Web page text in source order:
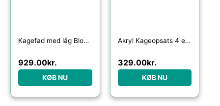
Kagefad med låg Bloomingville Nici i akacietræ og glaskuppel Ø29,5 x H22,5 cm
929.00kr.
KØB NU
Akryl Kageopsats 4 etager
329.00kr.
KØB NU